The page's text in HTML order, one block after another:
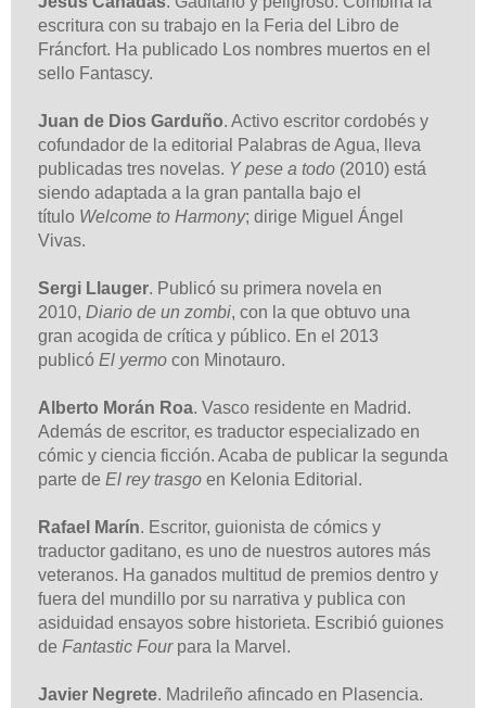
escritura con su trabajo en la Feria del Libro de
Fráncfort. Ha publicado Los nombres muertos en el
sello Fantascy.
Juan de Dios Garduño. Activo escritor cordobés y
cofundador de la editorial Palabras de Agua, lleva
publicadas tres novelas. Y pese a todo (2010) está
siendo adaptada a la gran pantalla bajo el
título Welcome to Harmony; dirige Miguel Ángel
Vivas.
Sergi Llauger. Publicó su primera novela en
2010, Diario de un zombi, con la que obtuvo una
gran acogida de crítica y público. En el 2013
publicó El yermo con Minotauro.
Alberto Morán Roa. Vasco residente en Madrid.
Además de escritor, es traductor especializado en
cómic y ciencia ficción. Acaba de publicar la segunda
parte de El rey trasgo en Kelonia Editorial.
Rafael Marín. Escritor, guionista de cómics y
traductor gaditano, es uno de nuestros autores más
veteranos. Ha ganados multitud de premios dentro y
fuera del mundillo por su narrativa y publica con
asiduidad ensayos sobre historieta. Escribió guiones
de Fantastic Fourpara la Marvel.
Javier Negrete. Madrileño afincado en Plasencia.